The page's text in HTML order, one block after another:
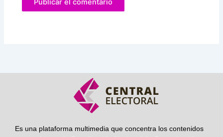
Es una plataforma multimedia que concentra los contenidos